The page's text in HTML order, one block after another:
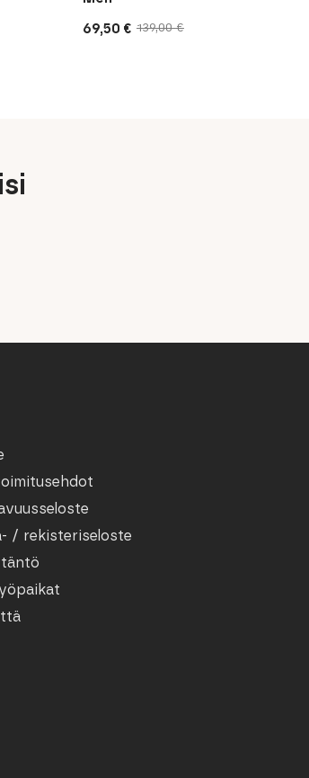
139,00€
Alkuperäinen
69,50 €
Nykyinen
/ rekisteriseloste